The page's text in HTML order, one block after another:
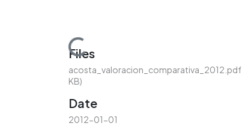
Loading...
Files
acosta_valoracion_comparativa_2012.pdf
KB)
Date
2012-01-01